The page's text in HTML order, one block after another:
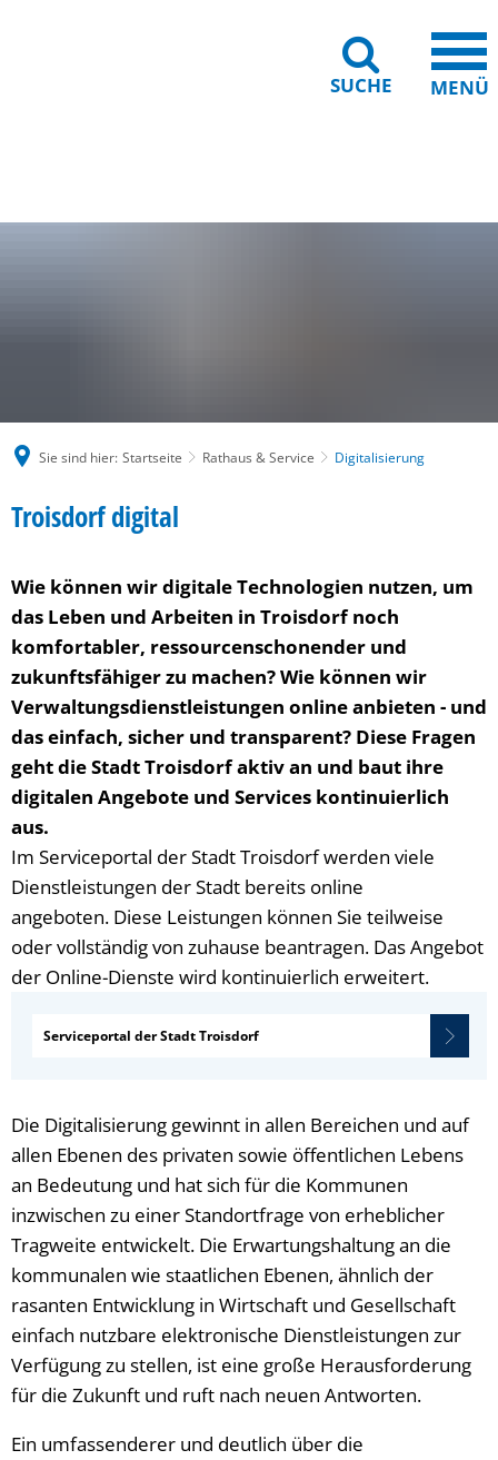
SUCHE MENÜ
Sie sind hier: Startseite Rathaus & Service Digitalisierung
Digitalisierung
Troisdorf digital
Wie können wir digitale Technologien nutzen, um
das Leben und Arbeiten in Troisdorf noch
komfortabler, ressourcenschonender und
zukunftsfähiger zu machen? Wie können wir
Verwaltungsdienstleistungen online anbieten - und
das einfach, sicher und transparent? Diese Fragen
geht die Stadt Troisdorf aktiv an und baut ihre
digitalen Angebote und Services kontinuierlich
aus.
Im Serviceportal der Stadt Troisdorf werden viele
Dienstleistungen der Stadt bereits online
angeboten. Diese Leistungen können Sie teilweise
oder vollständig von zuhause beantragen. Das Angebot
der Online-Dienste wird kontinuierlich erweitert.
Serviceportal der Stadt Troisdorf
Die Digitalisierung gewinnt in allen Bereichen und auf
allen Ebenen des privaten sowie öffentlichen Lebens
an Bedeutung und hat sich für die Kommunen
inzwischen zu einer Standortfrage von erheblicher
Tragweite entwickelt. Die Erwartungshaltung an die
kommunalen wie staatlichen Ebenen, ähnlich der
rasanten Entwicklung in Wirtschaft und Gesellschaft
einfach nutzbare elektronische Dienstleistungen zur
Verfügung zu stellen, ist eine große Herausforderung
für die Zukunft und ruft nach neuen Antworten.
Ein umfassenderer und deutlich über die